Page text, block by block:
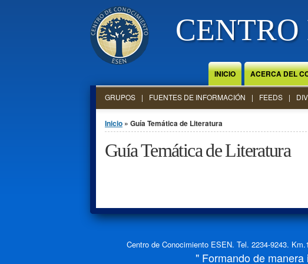
INICIO ACERCA DEL
GRUPOS FUENTES DE INFORMACIÓN FEEDS
Se encuentra usted aquí
Inicio » Guía Temática de Literatura
Guía Temática de Literatura
Centro de Conocimiento ESEN. Tel. 2234-9243.
" Formando de